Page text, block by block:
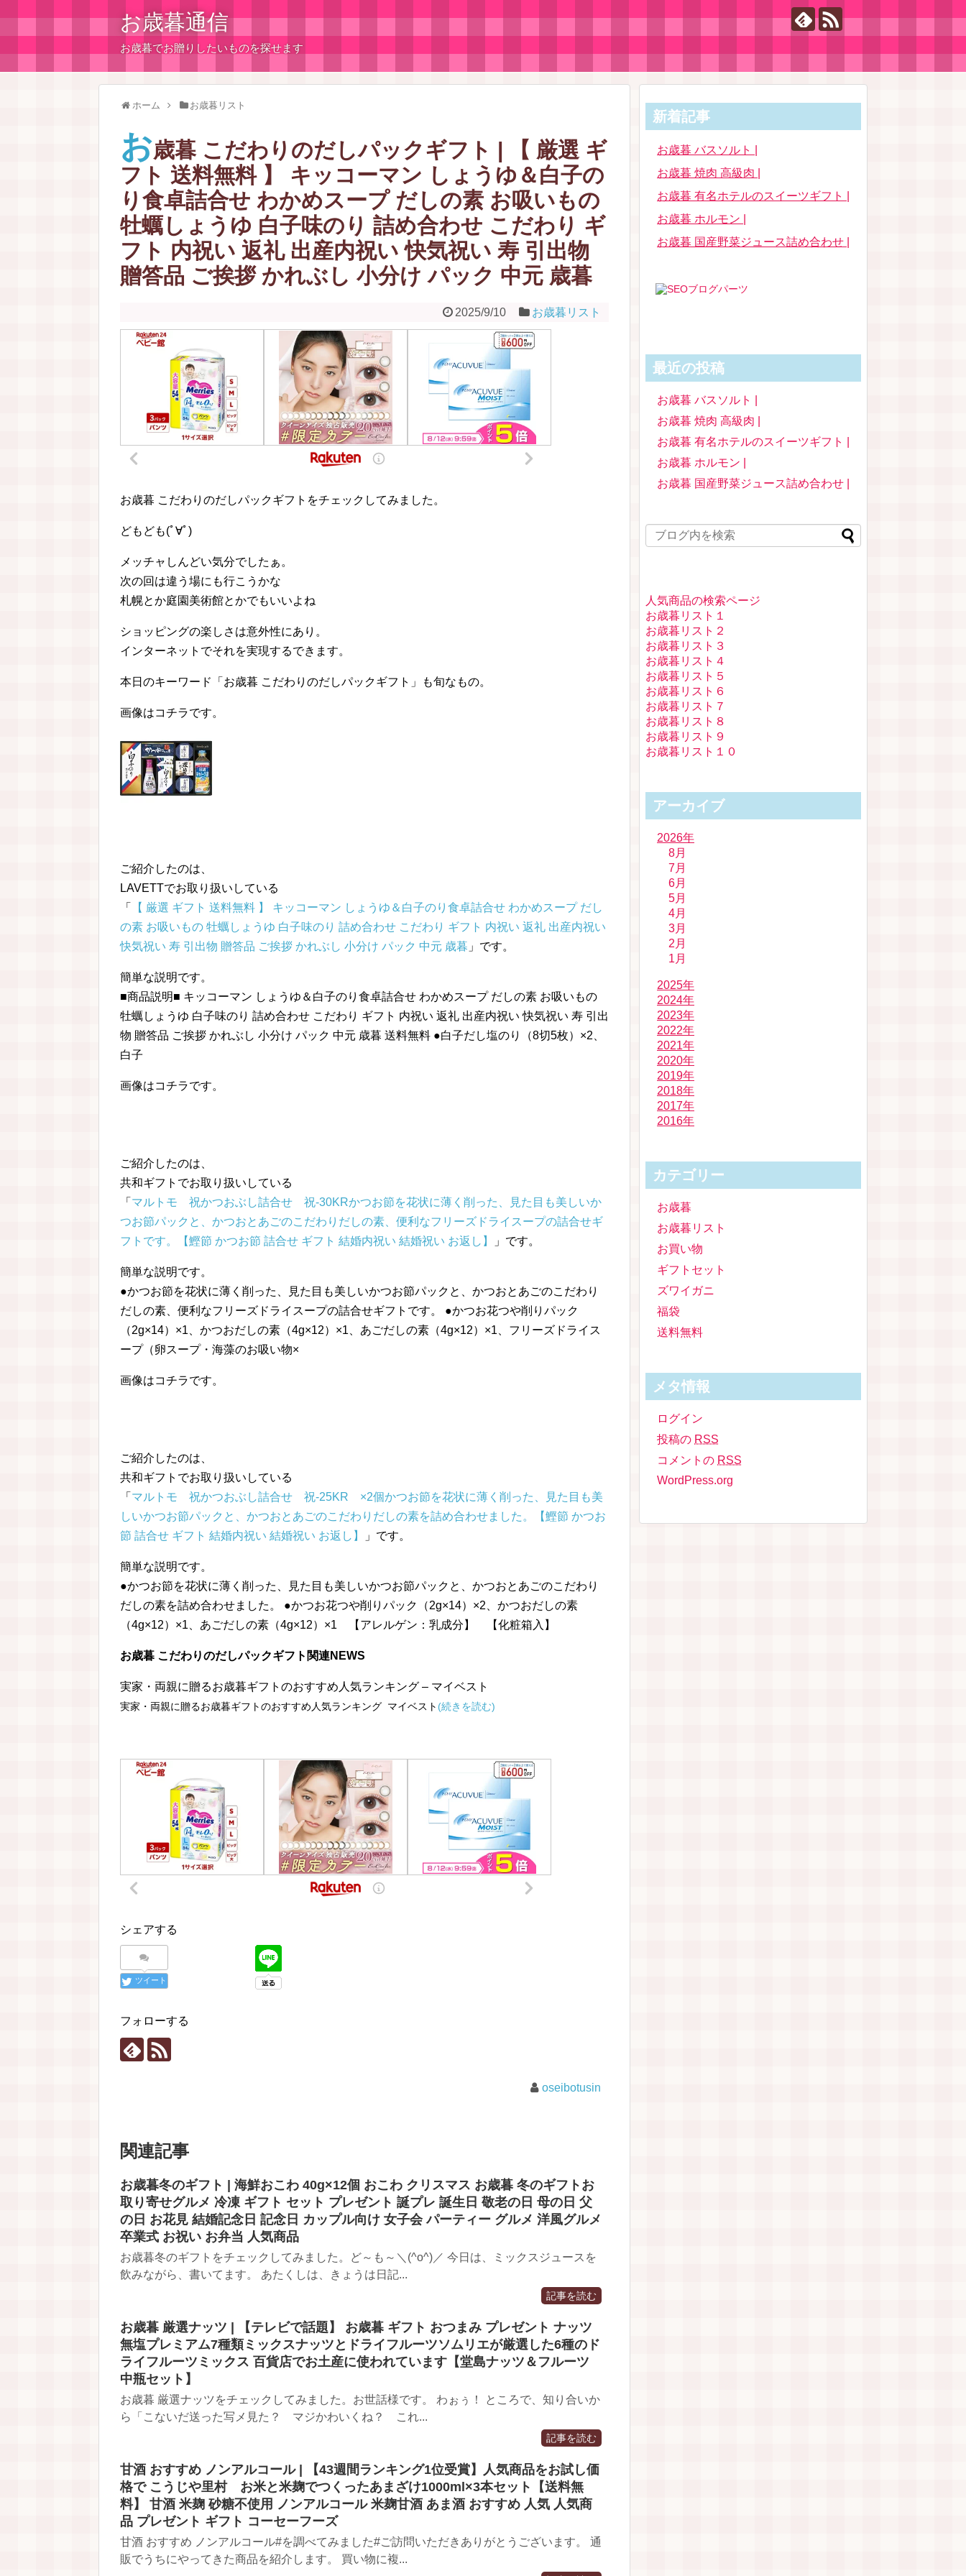
お歳暮通信
お歳暮でお贈りしたいものを探せます
ホーム お歳暮リスト
お歳暮 こだわりのだしパックギフト | 【 厳選 ギ
フト 送料無料 】 キッコーマン しょうゆ＆白子の
り食卓詰合せ わかめスープ だしの素 お吸いもの
牡蠣しょうゆ 白子味のり 詰め合わせ こだわり ギ
フト 内祝い 返礼 出産内祝い 快気祝い 寿 引出物
贈答品 ご挨拶 かれぶし 小分け パック 中元 歳暮
2025/9/10 お歳暮リスト
お歳暮 こだわりのだしパックギフトをチェックしてみました。
どもども(ﾟ∀ﾟ)
メッチャしんどい気分でしたぁ。
次の回は違う場にも行こうかな
札幌とか庭園美術館とかでもいいよね
ショッピングの楽しさは意外性にあり。
インターネットでそれを実現するできます。
本日のキーワード「お歳暮 こだわりのだしパックギフト」も旬なもの。
画像はコチラです。
ご紹介したのは、
LAVETTでお取り扱いしている
「
【 厳選 ギフト 送料無料 】 キッコーマン しょうゆ＆白子のり食卓詰合せ わかめスープ だし
の素 お吸いもの 牡蠣しょうゆ 白子味のり 詰め合わせ こだわり ギフト 内祝い 返礼 出産内祝い
快気祝い 寿 引出物 贈答品 ご挨拶 かれぶし 小分け パック 中元 歳暮 」です。
簡単な説明です。
■商品説明■ キッコーマン しょうゆ＆白子のり食卓詰合せ わかめスープ だしの素 お吸いもの
牡蠣しょうゆ 白子味のり 詰め合わせ こだわり ギフト 内祝い 返礼 出産内祝い 快気祝い 寿 引出
物 贈答品 ご挨拶 かれぶし 小分け パック 中元 歳暮 送料無料 ●白子だし塩のり（8切5枚）×2、
白子
画像はコチラです。
ご紹介したのは、
共和ギフトでお取り扱いしている
「 マルトモ 祝かつおぶし詰合せ 祝-30KRかつお節を花状に薄く削った、見た目も美しいか
つお節パックと、かつおとあごのこだわりだしの素、便利なフリーズドライスープの詰合せギ
フトです。【鰹節 かつお節 詰合せ ギフト 結婚内祝い 結婚祝い お返し】
」です。
簡単な説明です。
●かつお節を花状に薄く削った、見た目も美しいかつお節パックと、かつおとあごのこだわり
だしの素、便利なフリーズドライスープの詰合せギフトです。 ●かつお花つや削りパック
（2g×14）×1、かつおだしの素（4g×12）×1、あごだしの素（4g×12）×1、フリーズドライス
ープ（卵スープ・海藻のお吸い物×
画像はコチラです。
ご紹介したのは、
共和ギフトでお取り扱いしている
「 マルトモ 祝かつおぶし詰合せ 祝-25KR ×2個かつお節を花状に薄く削った、見た目も美
しいかつお節パックと、かつおとあごのこだわりだしの素を詰め合わせました。【鰹節 かつお
節 詰合せ ギフト 結婚内祝い 結婚祝い お返し】
」です。
簡単な説明です。
●かつお節を花状に薄く削った、見た目も美しいかつお節パックと、かつおとあごのこだわり
だしの素を詰め合わせました。 ●かつお花つや削りパック（2g×14）×2、かつおだしの素
（4g×12）×1、あごだしの素（4g×12）×1 【アレルゲン：乳成分】 【化粧箱入】
お歳暮 こだわりのだしパックギフト関連NEWS
実家・両親に贈るお歳暮ギフトのおすすめ人気ランキング – マイベスト
実家・両親に贈るお歳暮ギフトのおすすめ人気ランキング マイベスト (続きを読む)
シェアする
ツイート
フォローする
oseibotusin
関連記事
お歳暮冬のギフト | 海鮮おこわ 40g×12個 おこわ クリスマス お歳暮 冬のギフトお
取り寄せグルメ 冷凍 ギフト セット プレゼント 誕プレ 誕生日 敬老の日 母の日 父
の日 お花見 結婚記念日 記念日 カップル向け 女子会 パーティー グルメ 洋風グルメ
卒業式 お祝い お弁当 人気商品
お歳暮冬のギフトをチェックしてみました。ど～も～＼(^o^)／ 今日は、ミックスジュースを
飲みながら、書いてます。 あたくしは、きょうは日記...
記事を読む
お歳暮 厳選ナッツ | 【テレビで話題】 お歳暮 ギフト おつまみ プレゼント ナッツ
無塩プレミアム7種類ミックスナッツとドライフルーツソムリエが厳選した6種のド
ライフルーツミックス 百貨店でお土産に使われています【堂島ナッツ＆フルーツ
中瓶セット】
お歳暮 厳選ナッツをチェックしてみました。お世話様です。 わぉぅ！ ところで、知り合いか
ら「こないだ送った写メ見た？ マジかわいくね？ これ...
記事を読む
甘酒 おすすめ ノンアルコール | 【43週間ランキング1位受賞】人気商品をお試し価
格で こうじや里村 お米と米麹でつくったあまざけ1000ml×3本セット【送料無
料】 甘酒 米麹 砂糖不使用 ノンアルコール 米麹甘酒 あま酒 おすすめ 人気 人気商
品 プレゼント ギフト コーセーフーズ
甘酒 おすすめ ノンアルコール#を調べてみました#ご訪問いただきありがとうございます。 通
販でうちにやってきた商品を紹介します。 買い物に複...
新着記事
お歳暮 バスソルト |
お歳暮 焼肉 高級肉 |
お歳暮 有名ホテルのスイーツギフト |
お歳暮 ホルモン |
お歳暮 国産野菜ジュース詰め合わせ |
最近の投稿
お歳暮 バスソルト |
お歳暮 焼肉 高級肉 |
お歳暮 有名ホテルのスイーツギフト |
お歳暮 ホルモン |
お歳暮 国産野菜ジュース詰め合わせ |
人気商品の検索ページ
お歳暮リスト１
お歳暮リスト２
お歳暮リスト３
お歳暮リスト４
お歳暮リスト５
お歳暮リスト６
お歳暮リスト７
お歳暮リスト８
お歳暮リスト９
お歳暮リスト１０
アーカイブ
2026年
8月
7月
6月
5月
4月
3月
2月
1月
2025年
2024年
2023年
2022年
2021年
2020年
2019年
2018年
2017年
2016年
カテゴリー
お歳暮
お歳暮リスト
お買い物
ギフトセット
ズワイガニ
福袋
送料無料
メタ情報
ログイン
投稿の RSS
コメントの RSS
WordPress.org